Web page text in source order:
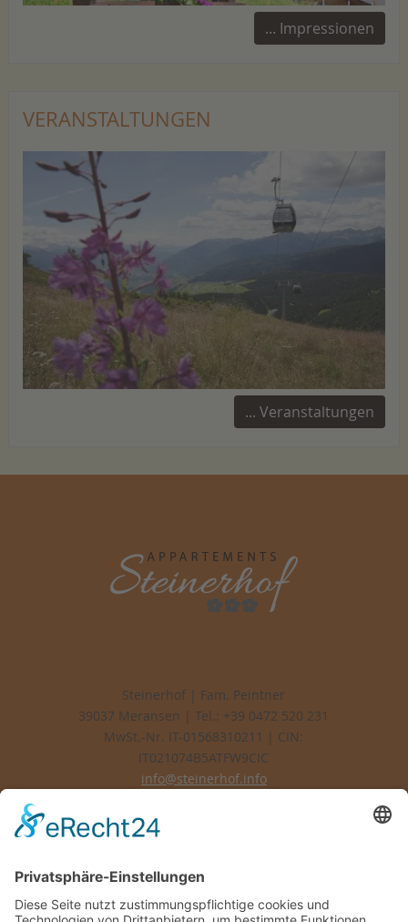
... Impressionen
VERANSTALTUNGEN
... Veranstaltungen
Steinerhof | Fam. Peintner
39037 Meransen | Tel.: +39 0472 520 231
MwSt.-Nr. IT-01568310211 | CIN:
IT021074B5ATFW9CIC
info@steinerhof.info